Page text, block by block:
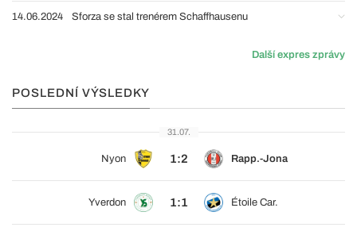
14.06.2024 Sforza se stal trenérem Schaffhausenu
Další expres zprávy
POSLEDNÍ VÝSLEDKY
31.07.
Nyon 1:2 Rapp.-Jona
Yverdon 1:1 Étoile Car.